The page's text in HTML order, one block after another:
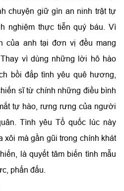
chuyện giữ gìn an ninh trật tự
nghiệm thực tiễn quý báu. Vì
của anh tại đơn vị đều mang
vì dùng những lời hô hào
bồi đắp tình yêu quê hương,
sĩ từ chính những điều bình
tự hào, rưng rưng của người
Tình yêu Tổ quốc lúc này
xôi mà gần gũi trong chính khát
là quyết tâm biến tình mẫu
phấn đấu.